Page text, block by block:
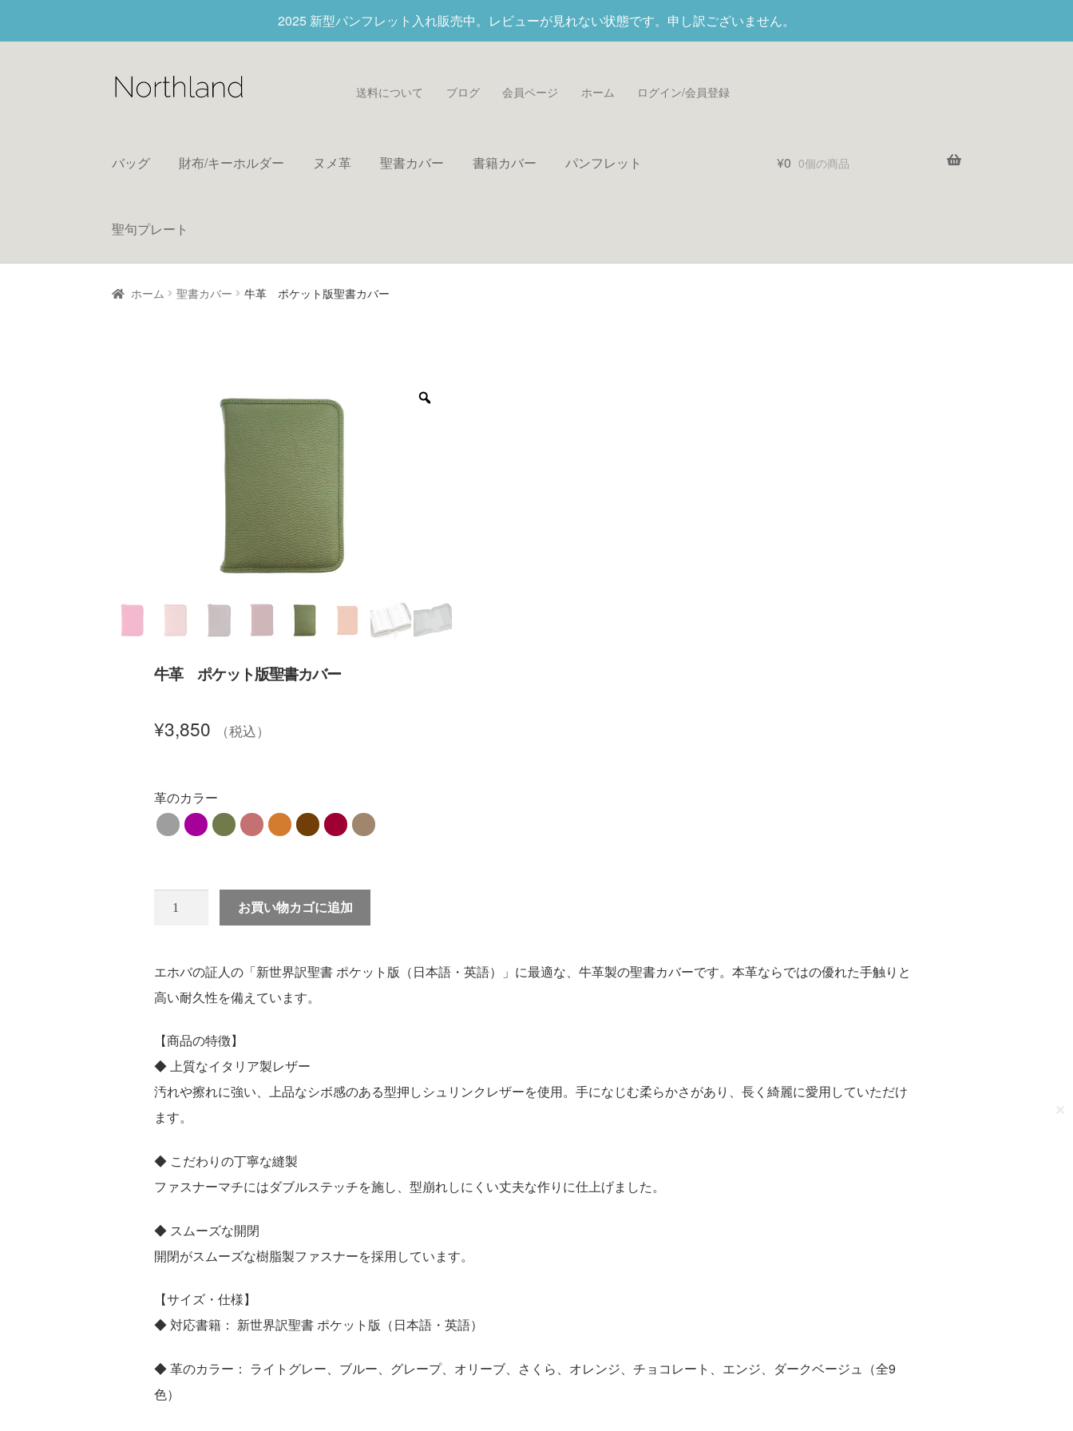
2025 新型パンフレット入れ販売中。レビューが見れない状態です。申し訳ございません。
送料について ブログ 会員ページ ホーム ログイン/会員登録
バッグ 財布/キーホルダー ヌメ革 聖書カバー 書籍カバー パンフレット
聖句プレート
¥0 0個の商品
ホーム 聖書カバー 牛革 ポケット版聖書カバー
牛革 ポケット版聖書カバー
¥3,850 （税込）
革のカラー
お買い物カゴに追加
エホバの証人の「新世界訳聖書 ポケット版（日本語・英語）」に最適な、牛革製の聖書カバーです。本革ならではの優れた手触りと
高い耐久性を備えています。
【商品の特徴】
◆ 上質なイタリア製レザー
汚れや擦れに強い、上品なシボ感のある型押しシュリンクレザーを使用。手になじむ柔らかさがあり、長く綺麗に愛用していただけ
ます。
◆ こだわりの丁寧な縫製
ファスナーマチにはダブルステッチを施し、型崩れしにくい丈夫な作りに仕上げました。
◆ スムーズな開閉
開閉がスムーズな樹脂製ファスナーを採用しています。
【サイズ・仕様】
◆ 対応書籍： 新世界訳聖書 ポケット版（日本語・英語）
◆ 革のカラー： ライトグレー、ブルー、グレープ、オリーブ、さくら、オレンジ、チョコレート、エンジ、ダークベージュ（全9
色）